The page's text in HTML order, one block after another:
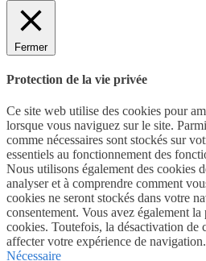
Fermer
Protection de la vie privée
Ce site web utilise des cookies pour
lorsque vous naviguez sur le site.
comme nécessaires sont stockés sur
essentiels au fonctionnement des
Nous utilisons également des cookies
analyser et à comprendre comment
cookies ne seront stockés dans votre
consentement. Vous avez également
cookies. Toutefois, la désactivation de
affecter votre expérience de navigation.
Nécessaire